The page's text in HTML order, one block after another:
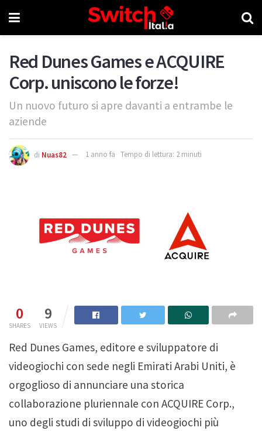
Red Dunes Games e ACQUIRE
Corp. uniscono le forze!
Un nuovo futuro si apre davanti a entrambe le
aziende
di Nuas82 1 anno fa Tempo di lettura: 2 minuti
0
SHARES
9
VIEWS
Red Dunes Games, editore e sviluppatore di
videogiochi con sede negli Emirati Arabi Uniti, è
orgoglioso di annunciare una storica
collaborazione pluriennale con ACQUIRE Corp.,
uno degli studi di sviluppo di videogiochi più